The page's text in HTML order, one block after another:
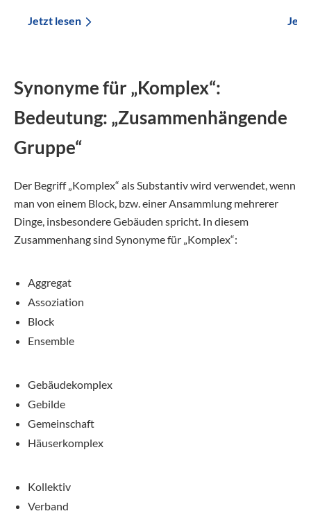
Jetzt lesen
Synonyme für „Komplex“:
Bedeutung: „Zusammenhängende
Gruppe“
Der Begriff „Komplex“ als Substantiv wird verwendet, wenn
man von einem Block, bzw. einer Ansammlung mehrerer
Dinge, insbesondere Gebäuden spricht. In diesem
Zusammenhang sind Synonyme für „Komplex“:
Aggregat
Assoziation
Block
Ensemble
Gebäudekomplex
Gebilde
Gemeinschaft
Häuserkomplex
Kollektiv
Verband